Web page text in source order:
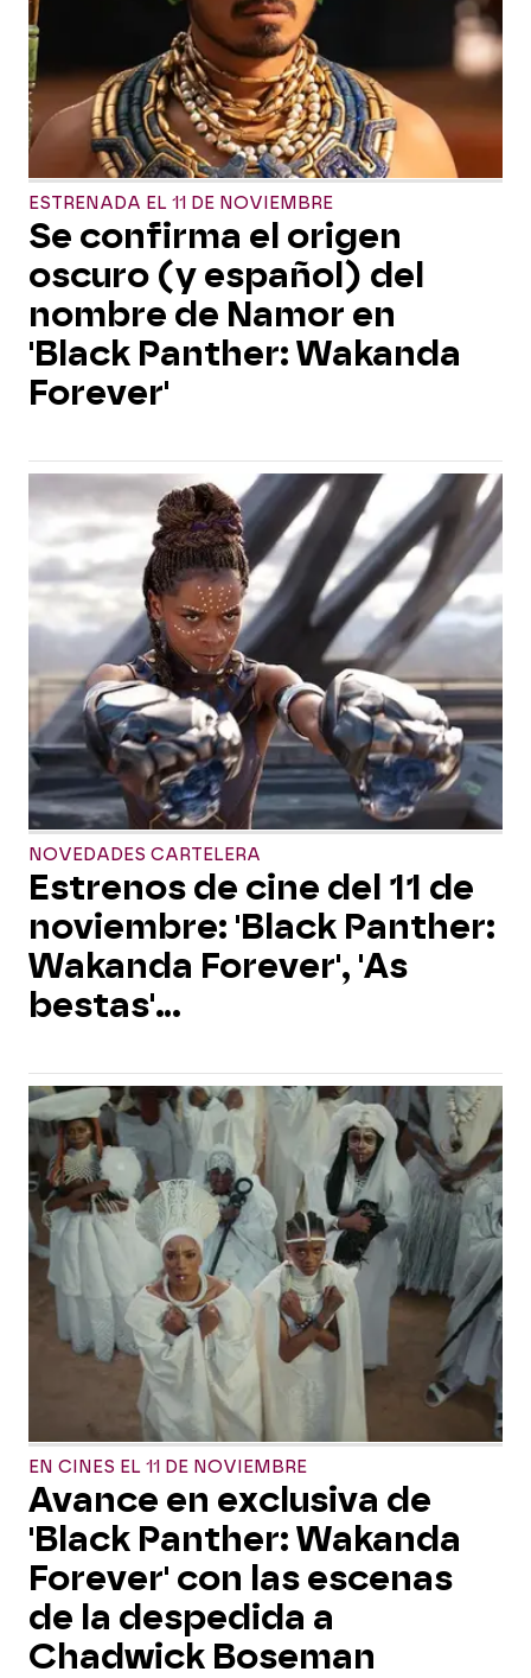
ESTRENADA EL 11 DE NOVIEMBRE
Se confirma el origen
oscuro (y español) del
nombre de Namor en
'Black Panther: Wakanda
Forever'
NOVEDADES CARTELERA
Estrenos de cine del 11 de
noviembre: 'Black Panther:
Wakanda Forever', 'As
bestas'...
EN CINES EL 11 DE NOVIEMBRE
Avance en exclusiva de
'Black Panther: Wakanda
Forever' con las escenas
de la despedida a
Chadwick Boseman